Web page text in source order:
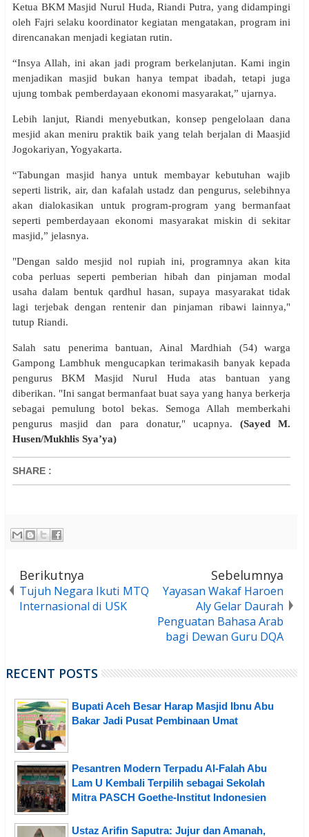
Ketua BKM Masjid Nurul Huda, Riandi Putra, yang didampingi
oleh Fajri selaku koordinator kegiatan mengatakan, program ini
direncanakan menjadi kegiatan rutin.
“Insya Allah, ini akan jadi program berkelanjutan. Kami ingin
menjadikan masjid bukan hanya tempat ibadah, tetapi juga
ujung tombak pemberdayaan ekonomi masyarakat,” ujarnya.
Lebih lanjut, Riandi menyebutkan, konsep pengelolaan dana
mesjid akan meniru praktik baik yang telah berjalan di Maasjid
Jogokariyan, Yogyakarta.
“Tabungan masjid hanya untuk membayar kebutuhan wajib
seperti listrik, air, dan kafalah ustadz dan pengurus, selebihnya
akan dialokasikan untuk program-program yang bermanfaat
seperti pemberdayaan ekonomi masyarakat miskin di sekitar
masjid,” jelasnya.
"Dengan saldo mesjid nol rupiah ini, programnya akan kita
coba perluas seperti pemberian hibah dan pinjaman modal
usaha dalam bentuk qardhul hasan, supaya masyarakat tidak
lagi terjebak dengan rentenir dan pinjaman ribawi lainnya,"
tutup Riandi.
Salah satu penerima bantuan, Ainal Mardhiah (54) warga
Gampong Lambhuk mengucapkan terimakasih banyak kepada
pengurus BKM Masjid Nurul Huda atas bantuan yang
diberikan. "Ini sangat bermanfaat buat saya yang hanya berkerja
sebagai pemulung botol bekas. Semoga Allah memberkahi
pengurus masjid dan para donatur," ucapnya.(Sayed M.
Husen/Mukhlis Sya’ya)
SHARE :
Berikutnya
Tujuh Negara Ikuti MTQ
Internasional di USK
Sebelumnya
Yayasan Wakaf Haroen
Aly Gelar Daurah
Penguatan Bahasa Arab
bagi Dewan Guru DQA
RECENT POSTS
Bupati Aceh Besar Harap Masjid Ibnu Abu
Bakar Jadi Pusat Pembinaan Umat
Pesantren Modern Terpadu Al-Falah Abu
Lam U Kembali Terpilih sebagai Sekolah
Mitra PASCH Goethe-Institut Indonesien
Ustaz Arifin Saputra: Jujur dan Amanah,